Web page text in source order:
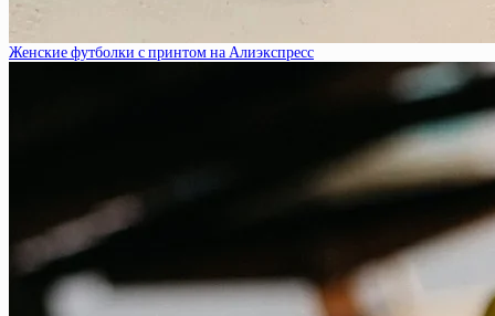
Женские футболки с принтом на Алиэкспресс